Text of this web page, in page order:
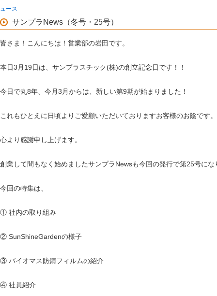
ュース
サンプラNews（冬号・25号）
皆さま！こんにちは！営業部の岩田です。
本日3月19日は、サンプラスチック(株)の創立記念日です！！
今日で丸8年、今月3月からは、新しい第9期が始まりました！
これもひとえに日頃よりご愛顧いただいておりますお客様のお陰です。
心より感謝申し上げます。
創業して間もなく始めましたサンプラNewsも今回の発行で第25号にな
今回の特集は、
① 社内の取り組み
② SunShineGardenの様子
③ バイオマス防錆フィルムの紹介
④ 社員紹介